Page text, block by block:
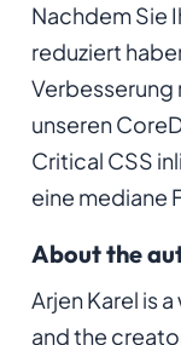
Nachdem Sie
reduziert
Verbesserung
unseren
Critical CSS
eine mediane
About the
Arjen Karel is
and the